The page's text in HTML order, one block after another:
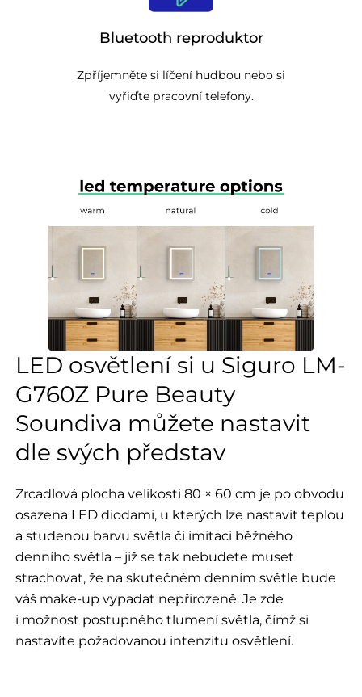
Bluetooth reproduktor
Zpříjemněte si líčení hudbou nebo si
vyřiďte pracovní telefony.
LED osvětlení si u Siguro LM-
G760Z Pure Beauty
Soundiva můžete nastavit
dle svých představ
Zrcadlová plocha velikosti 80 × 60 cm je po obvodu
osazena LED diodami, u kterých lze nastavit teplou
a studenou barvu světla či imitaci běžného
denního světla – již se tak nebudete muset
strachovat, že na skutečném denním světle bude
váš make-up vypadat nepřirozeně. Je zde
i možnost postupného tlumení světla, čímž si
nastavíte požadovanou intenzitu osvětlení.